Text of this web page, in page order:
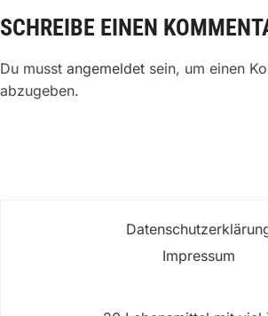
SCHREIBE EINEN
Du musst angemeldet sein, um einen
abzugeben.
Impressum